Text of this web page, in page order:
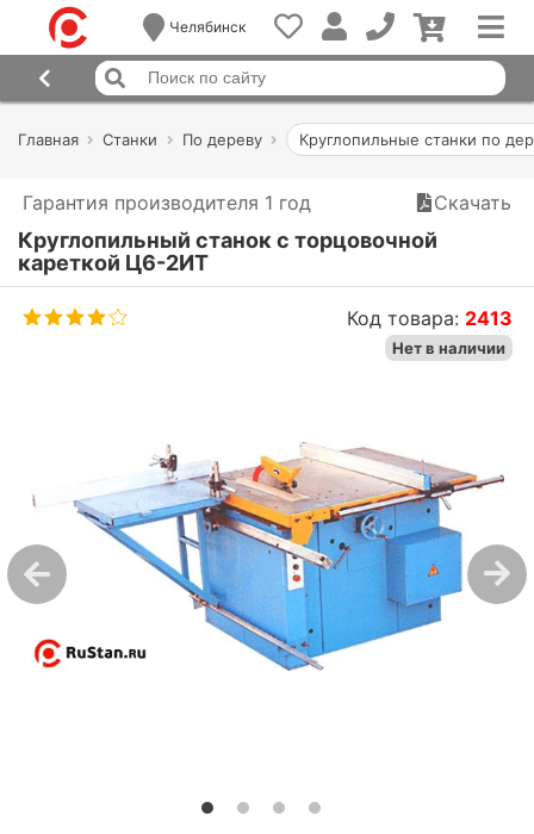
Челябинск
Главная Станки По дереву Круглопильные станки по
Гарантия производителя 1 год Скачать
Круглопильный станок с торцовочной
кареткой Ц6-2ИТ
Код товара: 2413
Нет в наличии